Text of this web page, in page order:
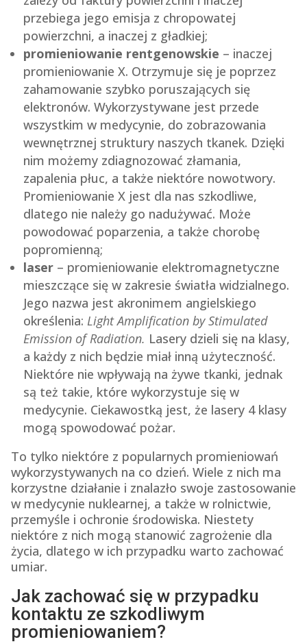
przebiega jego emisja z chropowatej
powierzchni, a inaczej z gładkiej;
promieniowanie rentgenowskie – inaczej
promieniowanie X. Otrzymuje się je poprzez
zahamowanie szybko poruszających się
elektronów. Wykorzystywane jest przede
wszystkim w medycynie, do zobrazowania
wewnętrznej struktury naszych tkanek. Dzięki
nim możemy zdiagnozować złamania,
zapalenia płuc, a także niektóre nowotwory.
Promieniowanie X jest dla nas szkodliwe,
dlatego nie należy go nadużywać. Może
powodować poparzenia, a także chorobę
popromienną;
laser– promieniowanie elektromagnetyczne
mieszczące się w zakresie światła widzialnego.
Jego nazwa jest akronimem angielskiego
określenia: Light Amplification by Stimulated
Emission of Radiation. Lasery dzieli się na klasy,
a każdy z nich będzie miał inną użyteczność.
Niektóre nie wpływają na żywe tkanki, jednak
są też takie, które wykorzystuje się w
medycynie. Ciekawostką jest, że lasery 4 klasy
mogą spowodować pożar.
To tylko niektóre z popularnych promieniowań
wykorzystywanych na co dzień. Wiele z nich ma
korzystne działanie i znalazło swoje zastosowanie
w medycynie nuklearnej, a także w rolnictwie,
przemyśle i ochronie środowiska. Niestety
niektóre z nich mogą stanowić zagrożenie dla
życia, dlatego w ich przypadku warto zachować
umiar.
Jak zachować się w przypadku
kontaktu ze szkodliwym
promieniowaniem?